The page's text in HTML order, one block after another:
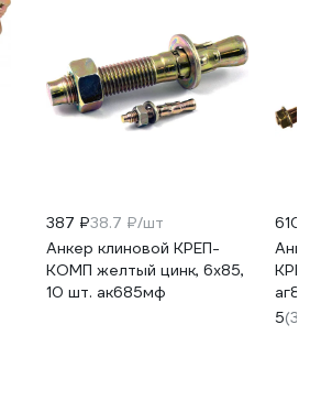
387 ₽38.7 ₽/шт
Анкер клиновой КРЕП-
КОМП желтый цинк, 6x85,
10 шт. ак685мф
610 ₽
КРЕП-
аг8120
5(3)